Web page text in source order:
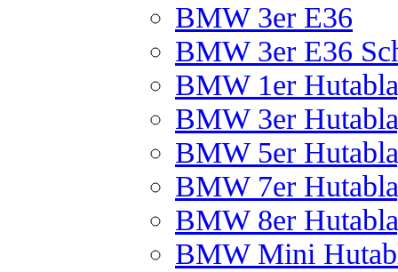
BMW 3er E36
BMW 3er E36
BMW 1er
BMW 3er
BMW 5er
BMW 7er
BMW 8er
BMW Mini